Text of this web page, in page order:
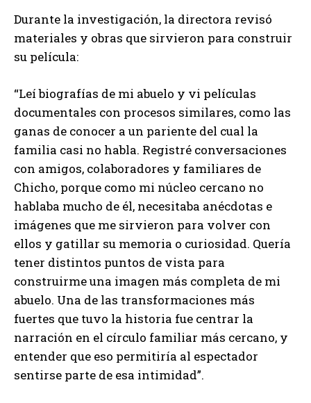
Durante la investigación, la directora revisó
materiales y obras que sirvieron para construir
su película:
“Leí biografías de mi abuelo y vi películas
documentales con procesos similares, como las
ganas de conocer a un pariente del cual la
familia casi no habla. Registré conversaciones
con amigos, colaboradores y familiares de
Chicho, porque como mi núcleo cercano no
hablaba mucho de él, necesitaba anécdotas e
imágenes que me sirvieron para volver con
ellos y gatillar su memoria o curiosidad. Quería
tener distintos puntos de vista para
construirme una imagen más completa de mi
abuelo. Una de las transformaciones más
fuertes que tuvo la historia fue centrar la
narración en el círculo familiar más cercano, y
entender que eso permitiría al espectador
sentirse parte de esa intimidad”.